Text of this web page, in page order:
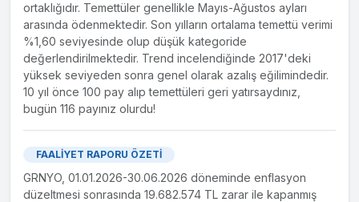
ortaklığıdır. Temettüler genellikle Mayıs-Ağustos ayları
arasında ödenmektedir. Son yılların ortalama temettü verimi
%1,60 seviyesinde olup düşük kategoride
değerlendirilmektedir. Trend incelendiğinde 2017'deki
yüksek seviyeden sonra genel olarak azalış eğilimindedir.
10 yıl önce 100 pay alıp temettüleri geri yatırsaydınız,
bugün 116 payınız olurdu!
FAALİYET RAPORU ÖZETİ
GRNYO, 01.01.2026-30.06.2026 döneminde enflasyon
düzeltmesi sonrasında 19.682.574 TL zarar ile kapanmış